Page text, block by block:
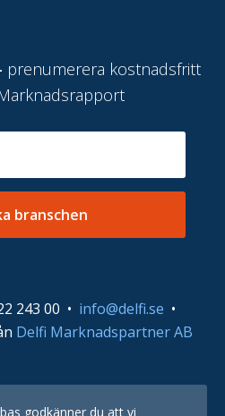
prenumerera kostnadsfritt
branschen
243 00 • info@delfi.se •
Delfi Marknadspartner AB
godkänner du att vi